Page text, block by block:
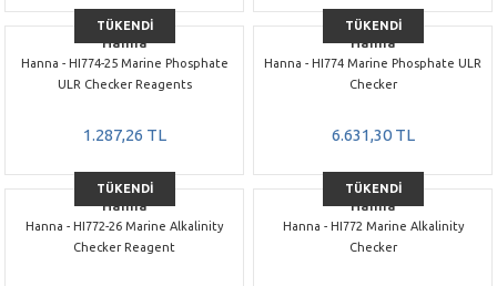
TÜKENDİ
Hanna
Hanna - HI774-25 Marine Phosphate
ULR Checker Reagents
1.287,26 TL
TÜKENDİ
Hanna
Hanna - HI774 Marine Phosphate ULR
Checker
6.631,30 TL
TÜKENDİ
Hanna
Hanna - HI772-26 Marine Alkalinity
Checker Reagent
TÜKENDİ
Hanna
Hanna - HI772 Marine Alkalinity
Checker